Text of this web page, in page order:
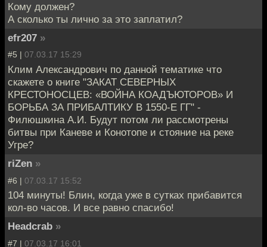
Кому должен?
А сколько ты лично за это заплатил?
efr207 »
#5 | 07.03.17 15:29
Клим Александрович по данной тематике что
скажете о книге "ЗАКАТ СЕВЕРНЫХ
КРЕСТОНОСЦЕВ: «ВОЙНА КОАДЪЮТОРОВ» И
БОРЬБА ЗА ПРИБАЛТИКУ В 1550-Е ГГ" -
Филюшкина А.И. Будут потом ли рассмотрены
битвы при Каневе и Конотопе и стояние на реке
Угре?
riZen »
#6 | 07.03.17 15:52
104 минуты! Блин, когда уже в сутках прибавится
кол-во часов. И все равно спасибо!
Headcrab »
#7 | 07.03.17 16:01